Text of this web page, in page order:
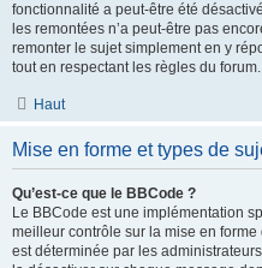
fonctionnalité a peut-être été
les remontées n’a peut-être pas
remonter le sujet simplement en y
tout en respectant les règles du forum.
Haut
Mise en forme et types de
Qu’est-ce que le BBCode ?
Le BBCode est une implémentation
meilleur contrôle sur la mise en forme
est déterminée par les